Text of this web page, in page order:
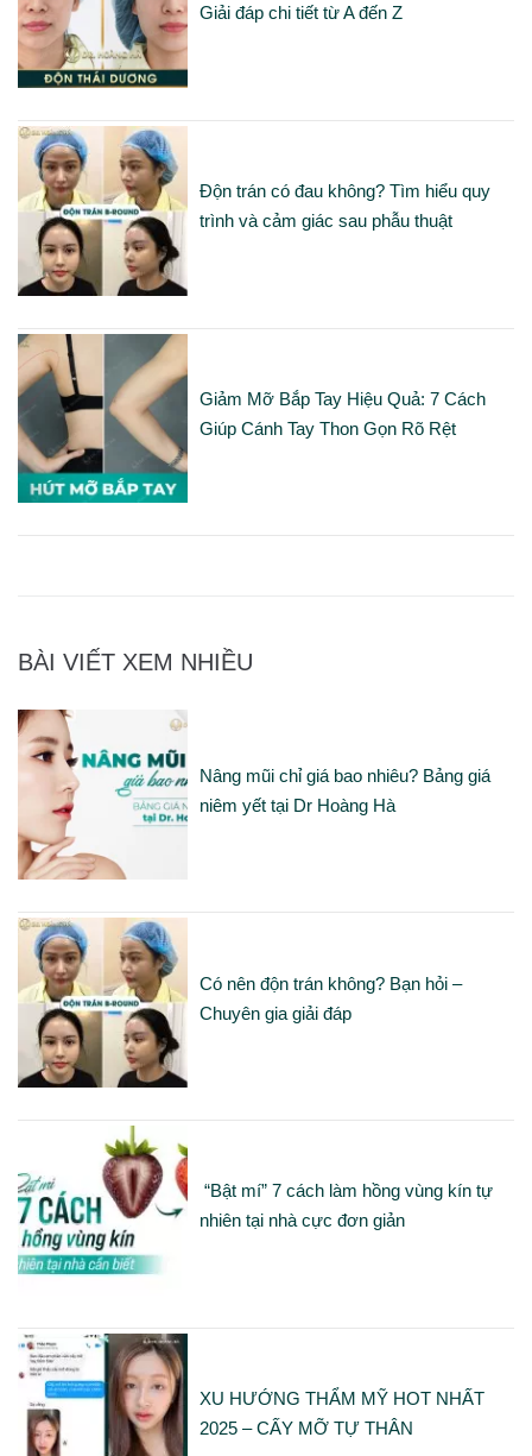
Giải đáp chi tiết từ A đến Z
Độn trán có đau không? Tìm hiểu quy
trình và cảm giác sau phẫu thuật
Giảm Mỡ Bắp Tay Hiệu Quả: 7 Cách
Giúp Cánh Tay Thon Gọn Rõ Rệt
BÀI VIẾT XEM NHIỀU
Nâng mũi chỉ giá bao nhiêu? Bảng giá
niêm yết tại Dr Hoàng Hà
Có nên độn trán không? Bạn hỏi –
Chuyên gia giải đáp
“Bật mí” 7 cách làm hồng vùng kín tự
nhiên tại nhà cực đơn giản
XU HƯỚNG THẨM MỸ HOT NHẤT
2025 – CẤY MỠ TỰ THÂN